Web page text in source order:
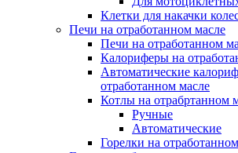
Клетки для накачки
Печи на отработанном масле
Печи на отработанном
Калориферы на
Автоматические
отработанном масле
Котлы на отрабртанном
Ручные
Автоматические
Горелки на